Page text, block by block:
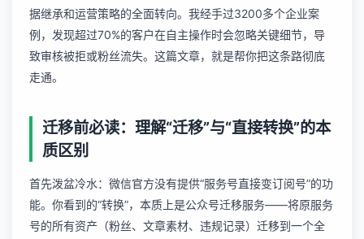
据继承和运营策略的全面转向。我经手过3200多个企业案
例，发现超过70%的客户在自主操作时会忽略关键细节，导
致审核被拒或粉丝流失。这篇文章，就是帮你把这条路彻底
走通。
迁移前必读：理解“迁移”与“直接转换”的本
质区别
首先泼盆冷水：微信官方没有提供“服务号直接变订阅号”的功
能。你看到的“转换”，本质上是公众号迁移服务——将原服务
号的所有资产（粉丝、文章素材、违规记录）迁移到一个全